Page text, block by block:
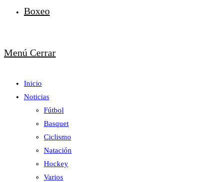
Boxeo
Menú Cerrar
Inicio
Noticias
Fútbol
Basquet
Ciclismo
Natación
Hockey
Varios